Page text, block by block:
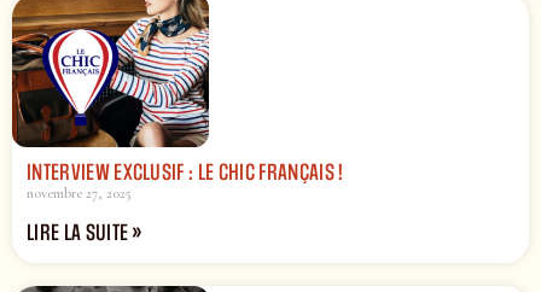
INTERVIEW EXCLUSIF : LE CHIC FRANÇAIS !
novembre 27, 2025
LIRE LA SUITE »